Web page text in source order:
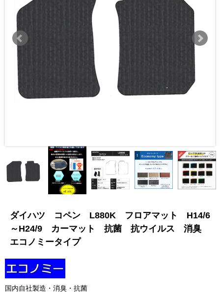
ダイハツ コペン L880K フロアマット H14/6
～H24/9 カーマット 抗菌 抗ウイルス 消臭
エコノミータイプ
国内自社製造・消臭・抗菌